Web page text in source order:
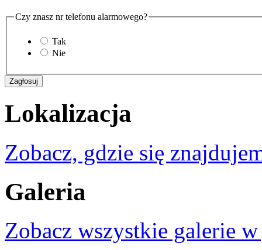
Czy znasz nr telefonu alarmowego?
Tak
Nie
Lokalizacja
Zobacz, gdzie się
Galeria
Zobacz wszystkie galerie